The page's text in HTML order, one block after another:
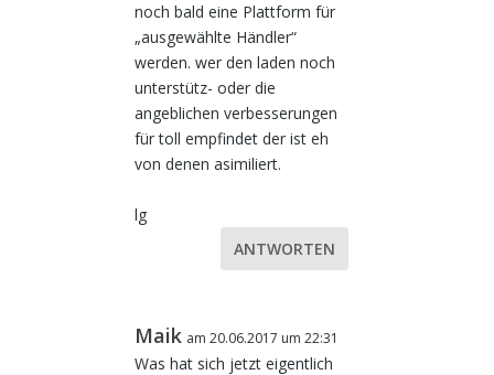
noch bald eine Plattform für
„ausgewählte Händler“
werden. wer den laden noch
unterstütz- oder die
angeblichen verbesserungen
für toll empfindet der ist eh
von denen asimiliert.
lg
ANTWORTEN
Maik am 20.06.2017 um 22:31
Was hat sich jetzt eigentlich